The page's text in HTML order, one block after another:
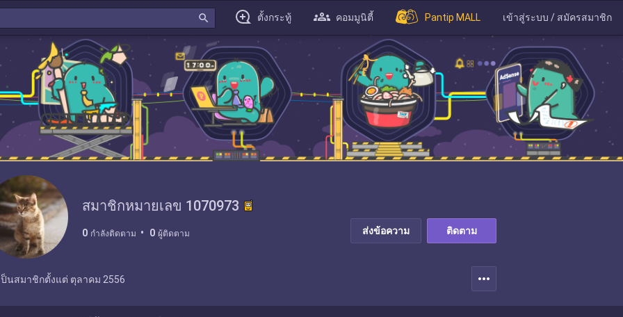
search ตั้งกระทู้ คอมมูนิตี้ Pantip MALL เข้าสู่ระบบ / สมัครสมาชิก
สมาชิกหมายเลข 1070973
0 กำลังติดตาม 0 ผู้ติดตาม ส่งข้อความ ติดตาม
ป็นสมาชิกตั้งแต่ ตุลาคม 2556 more_horiz